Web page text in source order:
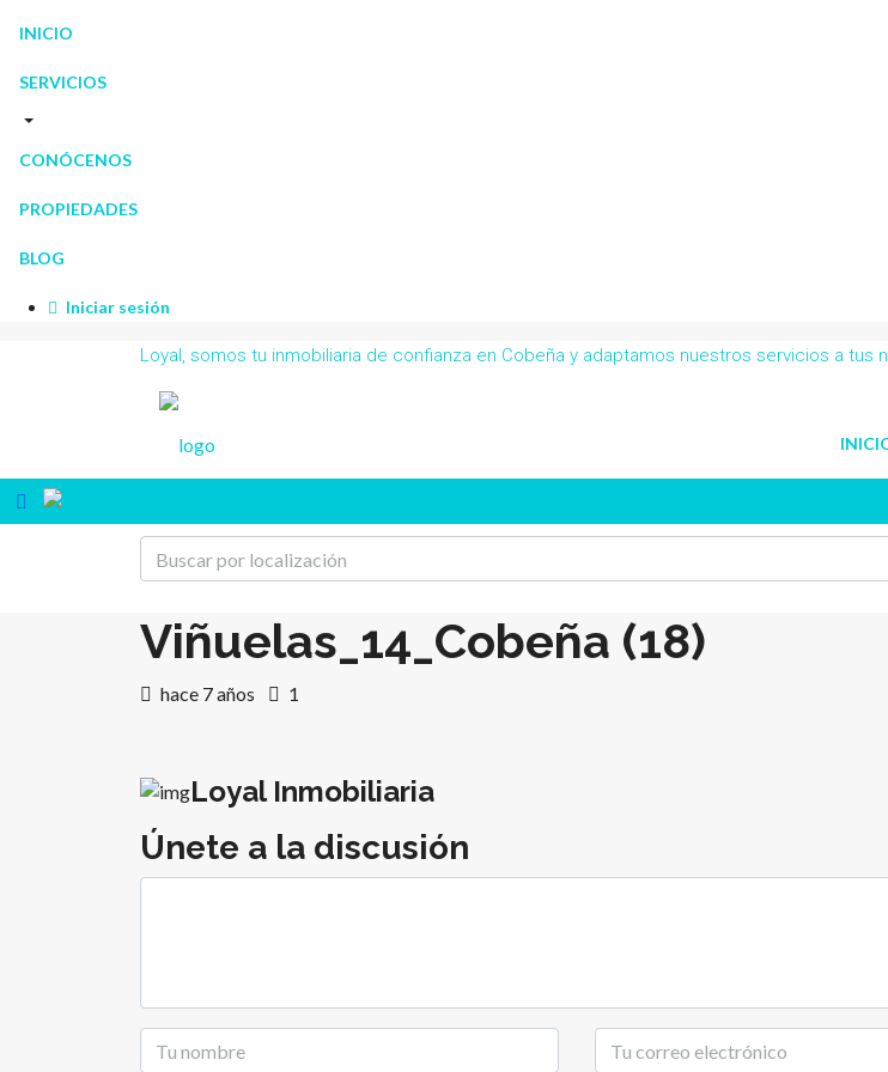
INICIO
SERVICIOS
CONÓCENOS
PROPIEDADES
BLOG
Iniciar sesión
Loyal, somos tu inmobiliaria de confianza en Cobeña y adaptamos nuestros servicios a
Viñuelas_14_Cobeña (18)
hace 7 años 1
Loyal Inmobiliaria
Únete a la discusión